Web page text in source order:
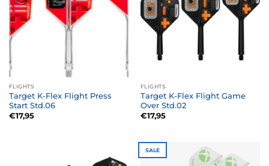
FLIGHTS
Target K-Flex Flight Press
Start Std.06
€17,95
FLIGHTS
Target K-Flex Flight Game
Over Std.02
€17,95
SALE